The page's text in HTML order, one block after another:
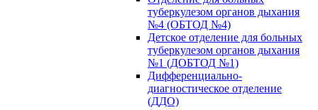
туберкулезом органов дыхания
№4 (ОБТОД №4)
Детское отделение для больных
туберкулезом органов дыхания
№1 (ДОБТОД №1)
Дифференциально-
диагностическое отделение
(ДДО)